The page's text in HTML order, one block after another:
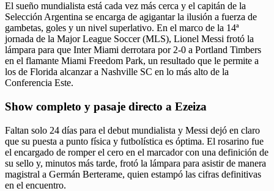
El sueño mundialista está cada vez más cerca y el capitán de la
Selección Argentina se encarga de agigantar la ilusión a fuerza de
gambetas, goles y un nivel superlativo. En el marco de la 14ª
jornada de la Major League Soccer (MLS), Lionel Messi frotó la
lámpara para que Inter Miami derrotara por 2-0 a Portland Timbers
en el flamante Miami Freedom Park, un resultado que le permite a
los de Florida alcanzar a Nashville SC en lo más alto de la
Conferencia Este.
Show completo y pasaje directo a Ezeiza
Faltan solo 24 días para el debut mundialista y Messi dejó en claro
que su puesta a punto física y futbolística es óptima. El rosarino fue
el encargado de romper el cero en el marcador con una definición de
su sello y, minutos más tarde, frotó la lámpara para asistir de manera
magistral a Germán Berterame, quien estampó las cifras definitivas
en el encuentro.